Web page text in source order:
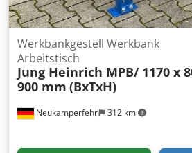
Neukamperfehn 312 km
Werkbankgestell Werkbank
Arbeitstisch
Jung Heinrich MPB/ 1170 x
900 mm (BxTxH)